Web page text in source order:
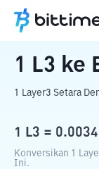
Beranda
1 L3 ke
1 Layer3 Setara
1 L3 =
Konversikan 1
Ini.